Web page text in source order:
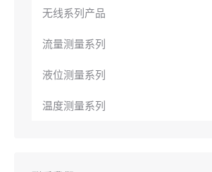
无线系列产品
流量测量系列
液位测量系列
温度测量系列